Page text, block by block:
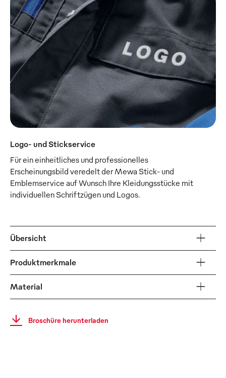
Logo- und Stickservice
Für ein einheitliches und professionelles
Erscheinungsbild veredelt der Mewa Stick- und
Emblemservice auf Wunsch Ihre Kleidungsstücke mit
individuellen Schriftzügen und Logos.
Übersicht
Produktmerkmale
Material
Broschüre herunterladen